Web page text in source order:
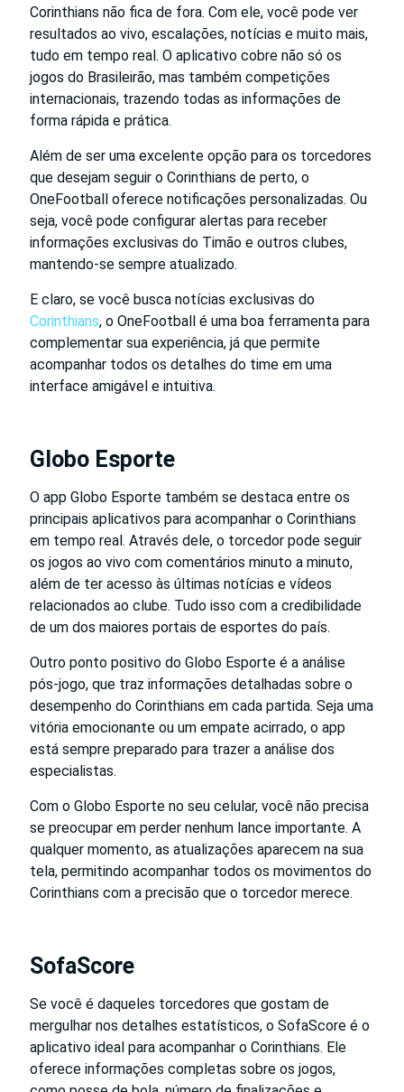
Corinthians não fica de fora. Com ele, você pode ver
resultados ao vivo, escalações, notícias e muito mais,
tudo em tempo real. O aplicativo cobre não só os
jogos do Brasileirão, mas também competições
internacionais, trazendo todas as informações de
forma rápida e prática.
Além de ser uma excelente opção para os torcedores
que desejam seguir o Corinthians de perto, o
OneFootball oferece notificações personalizadas. Ou
seja, você pode configurar alertas para receber
informações exclusivas do Timão e outros clubes,
mantendo-se sempre atualizado.
E claro, se você busca notícias exclusivas do
Corinthians, o OneFootball é uma boa ferramenta para
complementar sua experiência, já que permite
acompanhar todos os detalhes do time em uma
interface amigável e intuitiva.
Globo Esporte
O app Globo Esporte também se destaca entre os
principais aplicativos para acompanhar o Corinthians
em tempo real. Através dele, o torcedor pode seguir
os jogos ao vivo com comentários minuto a minuto,
além de ter acesso às últimas notícias e vídeos
relacionados ao clube. Tudo isso com a credibilidade
de um dos maiores portais de esportes do país.
Outro ponto positivo do Globo Esporte é a análise
pós-jogo, que traz informações detalhadas sobre o
desempenho do Corinthians em cada partida. Seja uma
vitória emocionante ou um empate acirrado, o app
está sempre preparado para trazer a análise dos
especialistas.
Com o Globo Esporte no seu celular, você não precisa
se preocupar em perder nenhum lance importante. A
qualquer momento, as atualizações aparecem na sua
tela, permitindo acompanhar todos os movimentos do
Corinthians com a precisão que o torcedor merece.
SofaScore
Se você é daqueles torcedores que gostam de
mergulhar nos detalhes estatísticos, o SofaScore é o
aplicativo ideal para acompanhar o Corinthians. Ele
oferece informações completas sobre os jogos,